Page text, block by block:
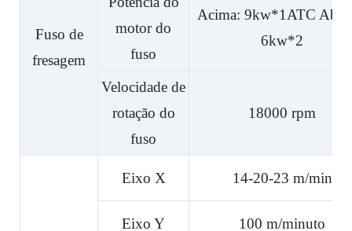
Fuso de
fresagem
motor do
fuso
Acima: 9kw*1ATC
6kw*2
Velocidade de
rotação do
fuso
18000 rpm
Eixo X 14-20-23 m/min
Eixo Y 100 m/minuto